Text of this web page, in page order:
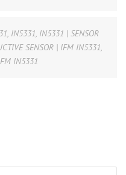
, IN5331, IN5331 | SENSOR
SENSOR | IFM IN5331,
IN5331